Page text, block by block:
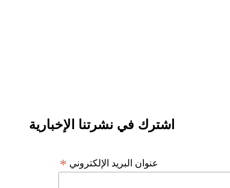
اشترك في نشرتنا الإخبارية
عنوان البريد الإلكتروني *